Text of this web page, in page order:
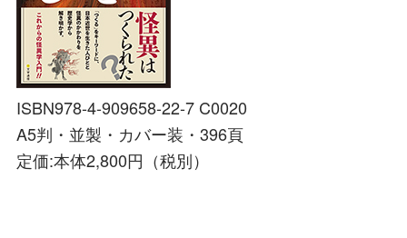
ISBN978-4-909658-22-7 C0020
A5判・並製・カバー装・396頁
定価:本体2,800円（税別）